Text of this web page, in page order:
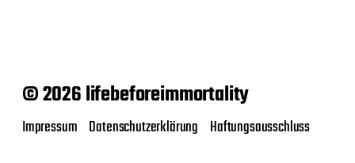
© 2026 lifebeforeimmortality
Impressum Datenschutzerklärung Haftungsausschluss